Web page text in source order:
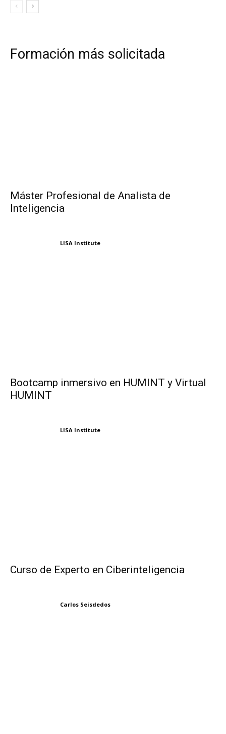
Formación más solicitada
Máster Profesional de Analista de
Inteligencia
LISA Institute
Bootcamp inmersivo en HUMINT y Virtual
HUMINT
LISA Institute
Curso de Experto en Ciberinteligencia
Carlos Seisdedos